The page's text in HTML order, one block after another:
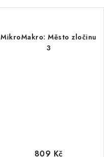
MikroMakro: Město zločinu
3
809 Kč